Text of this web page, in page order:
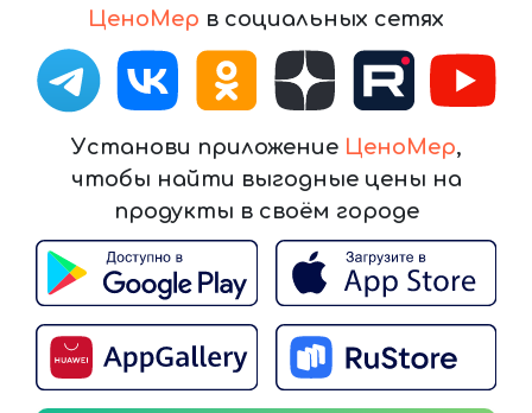
ЦеноМер в социальных сетях
Установи приложение ЦеноМер,
чтобы найти выгодные цены на
продукты в своём городе